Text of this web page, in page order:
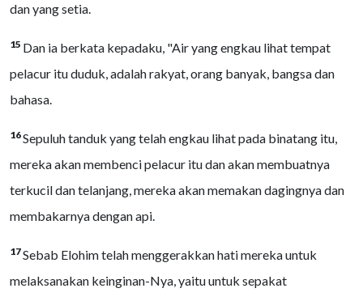
dan yang setia.
15 Dan ia berkata kepadaku, "Air yang engkau lihat tempat
pelacur itu duduk, adalah rakyat, orang banyak, bangsa dan
bahasa.
16Sepuluh tanduk yang telah engkau lihat pada binatang itu,
mereka akan membenci pelacur itu dan akan membuatnya
terkucil dan telanjang, mereka akan memakan dagingnya dan
membakarnya dengan api.
17Sebab Elohim telah menggerakkan hati mereka untuk
melaksanakan keinginan-Nya, yaitu untuk sepakat